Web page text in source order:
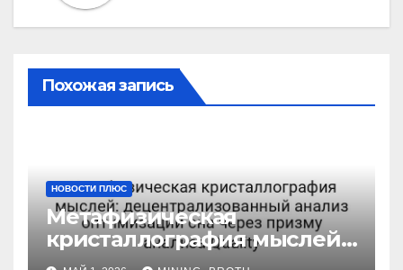
Похожая запись
НОВОСТИ ПЛЮС
Метафизическая
кристаллография мыслей:
децентрализованный